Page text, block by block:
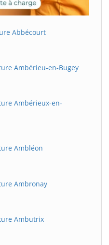
Abbécourt
Ambérieu-en-Bugey
Ambérieux-en-
Ambléon
Ambronay
Ambutrix